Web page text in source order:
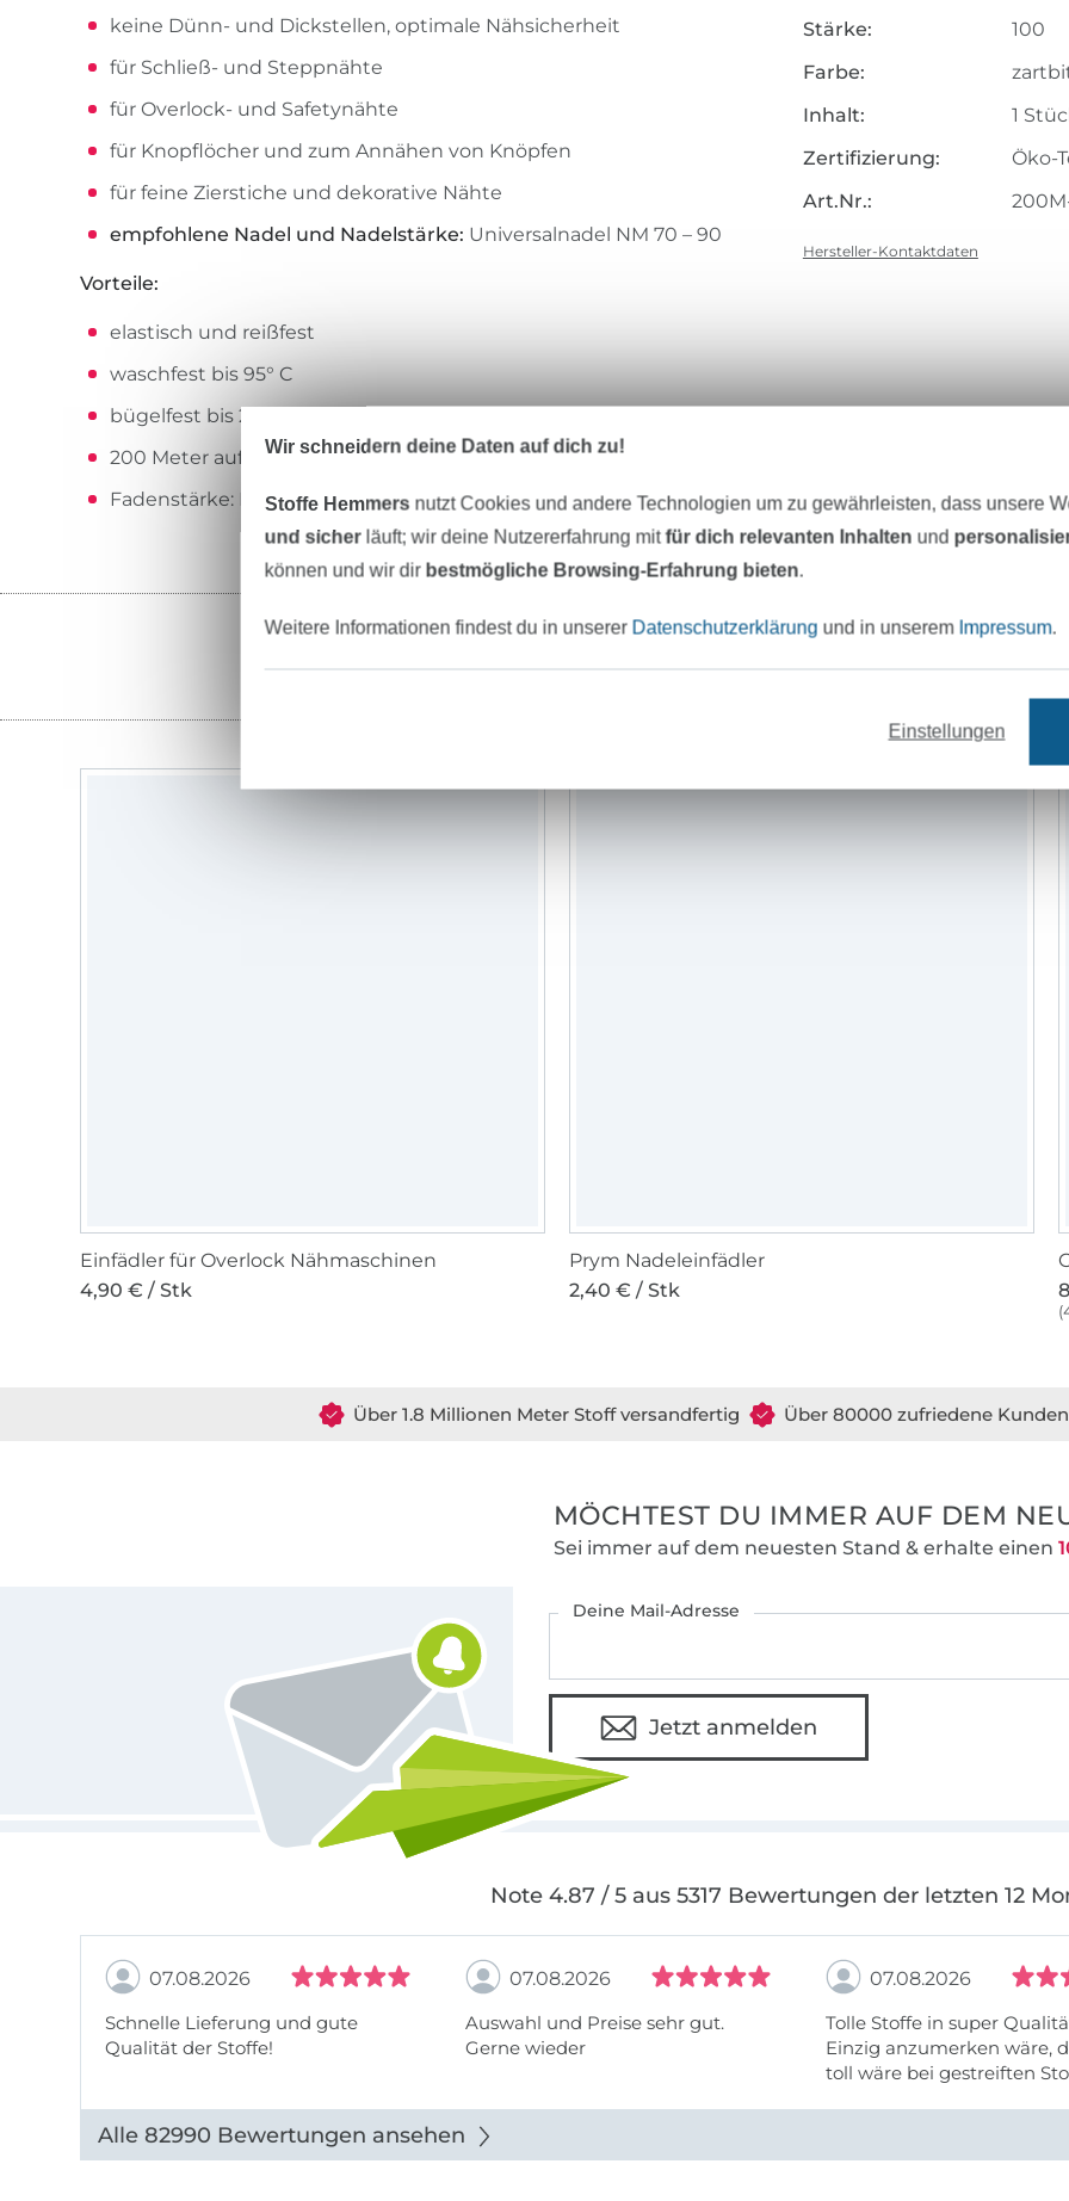
keine Dünn- und Dickstellen, optimale Nähsicherheit
für Schließ- und Steppnähte
für Overlock- und Safetynähte
für Knopflöcher und zum Annähen von Knöpfen
für feine Zierstiche und dekorative Nähte
empfohlene Nadel und Nadelstärke: Universalnadel NM 70 – 90
Vorteile:
elastisch und reißfest
waschfest bis 95° C
bügelfest bis 200° C
200 Meter auf der Spule
Fadenstärke: No./Tkt. 100 | dtex 300/2 | Nm 65/2
Stärke:
100
Farbe:
Inhalt:
1
Zertifizierung:
Öko-
Art.Nr.:
Hersteller-Kontaktdaten
Einfädler für Overlock Nähmaschinen
4,90 € / Stk
Prym Nadeleinfädler
2,40 € / Stk
Über 1.8 Millionen Meter Stoff versandfertig Über 80000 zufriedene Kunden
MÖCHTEST DU IMMER AUF DEM
Sei immer auf dem neuesten Stand & erhalte einen
Deine Mail-Adresse
Jetzt anmelden
Note 4.87 / 5 aus 5317 Bewertungen der letzten 12
07.08.2026
Schnelle Lieferung und gute
Qualität der Stoffe!
07.08.2026
Auswahl und Preise sehr gut.
Gerne wieder
07.08.2026
Tolle Stoffe in super
Einzig anzumerken wäre,
toll wäre bei gestreiften
Alle 82990 Bewertungen ansehen
Wir schneidern deine Daten auf dich zu!
Stoffe Hemmers nutzt Cookies und andere Technologien um zu gewährleisten, dass unsere
und sicherläuft; wir deine Nutzererfahrung mitfür dich relevanten Inhalten und
können und wir dir bestmögliche Browsing-Erfahrung bieten.
Weitere Informationen findest du in unserer Datenschutzerklärung und in unserem Impressum.
Einstellungen